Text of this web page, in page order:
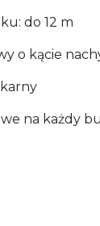
do 12 m
o kącie
na każdy